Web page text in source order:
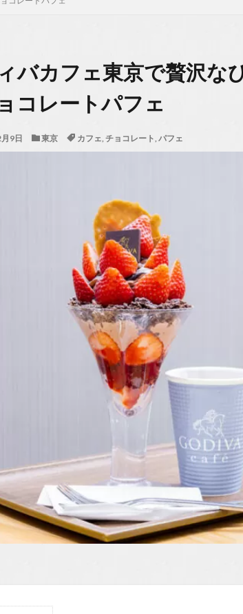
バカフェ東京で贅沢な
コレートパフェ
9日 東京 カフェ, チョコレート, パフェ